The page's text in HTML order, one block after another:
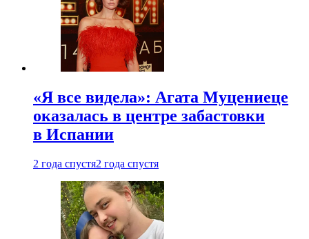
«Я все видела»: Агата Муцениеце
оказалась в центре забастовки
в Испании
2 года спустя2 года спустя